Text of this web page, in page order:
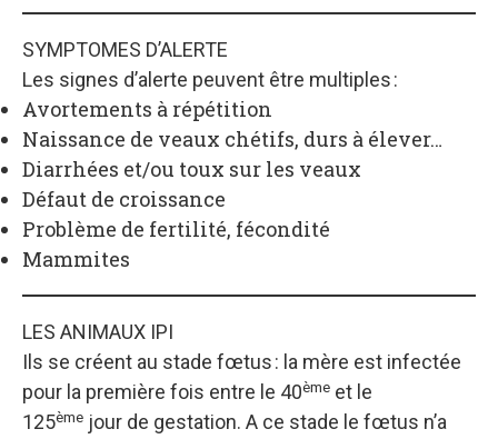
SYMPTOMES D’ALERTE
Les signes d’alerte peuvent être multiples :
Avortements à répétition
Naissance de veaux chétifs, durs à élever…
Diarrhées et/ou toux sur les veaux
Défaut de croissance
Problème de fertilité, fécondité
Mammites
LES ANIMAUX IPI
Ils se créent au stade fœtus : la mère est infectée
pour la première fois entre le 40ème et le
125ème jour de gestation. A ce stade le fœtus n’a